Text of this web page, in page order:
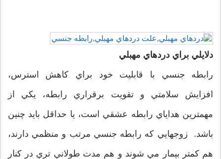
دلايلي براي دردهاي مهبلي
رابطه جنسي با قابليت خود براي كاهش استرس،
افزايش سلامتي و تقويت برقراري رابطه، يكي از
مهمترين هداياي رابطه عشقي است، يا حداقل بايد چنين
باشد. زوجهايي كه رابطه جنسي مرتب و منظمي دارند،
هم كمتر بيمار مي شوند و هم مدت طولاني تري در كنار